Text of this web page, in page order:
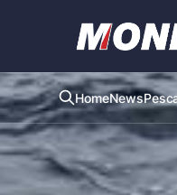
HomeNews